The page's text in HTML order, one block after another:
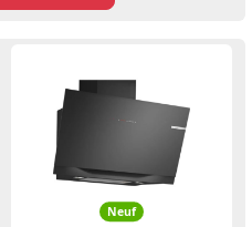
Neuf